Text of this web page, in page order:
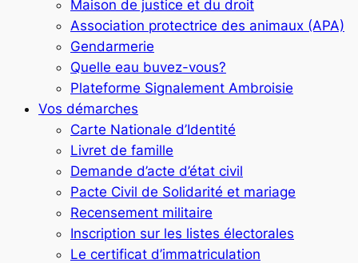
Maison de justice et du droit
Association protectrice des animaux (APA)
Gendarmerie
Quelle eau buvez-vous?
Plateforme Signalement Ambroisie
Vos démarches
Carte Nationale d’Identité
Livret de famille
Demande d’acte d’état civil
Pacte Civil de Solidarité et mariage
Recensement militaire
Inscription sur les listes électorales
Le certificat d’immatriculation